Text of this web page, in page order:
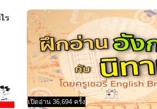
เปิดอ่าน 36,694 ครั้ง